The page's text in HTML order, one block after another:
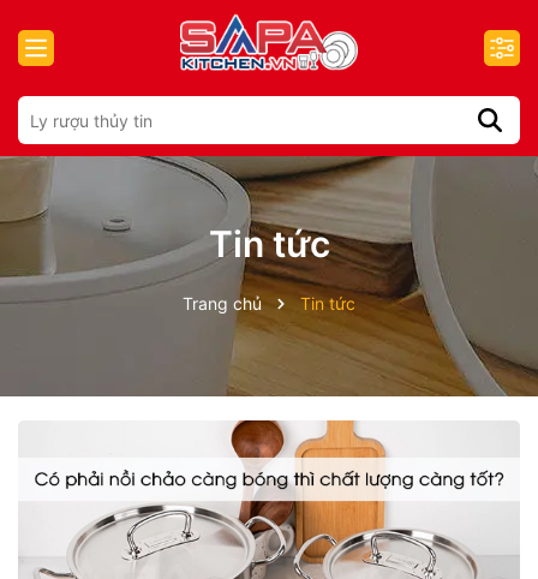
Tin tức
Trang chủ Tin tức